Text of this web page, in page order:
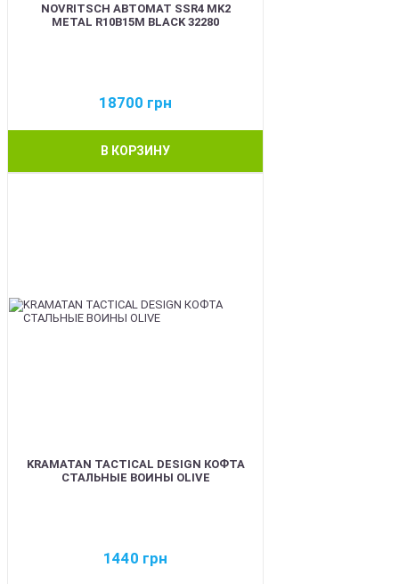
NOVRITSCH АВТОМАТ SSR4 MK2
METAL R10B15M BLACK 32280
18700 грн
В КОРЗИНУ
KRAMATAN TACTICAL DESIGN КОФТА
СТАЛЬНЫЕ ВОИНЫ OLIVE
1440 грн